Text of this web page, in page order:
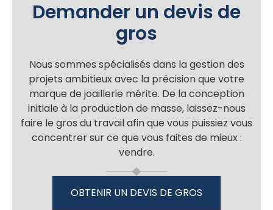
Demander un devis de
gros
Nous sommes spécialisés dans la gestion des
projets ambitieux avec la précision que votre
marque de joaillerie mérite. De la conception
initiale à la production de masse, laissez-nous
faire le gros du travail afin que vous puissiez vous
concentrer sur ce que vous faites de mieux :
vendre.
OBTENIR UN DEVIS DE GROS